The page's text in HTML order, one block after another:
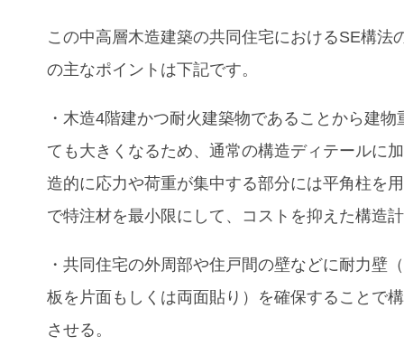
この中高層木造建築の共同住宅におけるSE構法
の主なポイントは下記です。
・木造4階建かつ耐火建築物であることから建物
ても大きくなるため、通常の構造ディテールに
造的に応力や荷重が集中する部分には平角柱を
で特注材を最小限にして、コストを抑えた構造
・共同住宅の外周部や住戸間の壁などに耐力壁
板を片面もしくは両面貼り）を確保することで
させる。